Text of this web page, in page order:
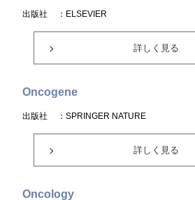
出版社 ：ELSEVIER
詳しく見る
Oncogene
出版社 ：SPRINGER NATURE
詳しく見る
Oncology